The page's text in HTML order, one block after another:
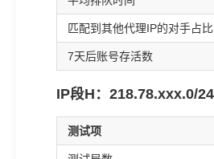
匹配到其他代理IP的对手占比
7天后账号存活数
IP段H：218.78.xxx.0/24
测试项